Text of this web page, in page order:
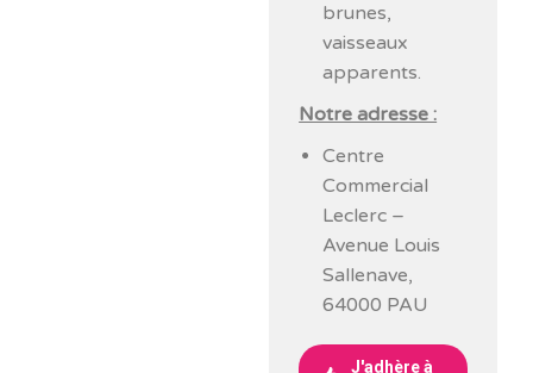
brunes,
vaisseaux
apparents.
Notre adresse :
Centre
Commercial
Leclerc –
Avenue Louis
Sallenave,
64000 PAU
J'adhère à